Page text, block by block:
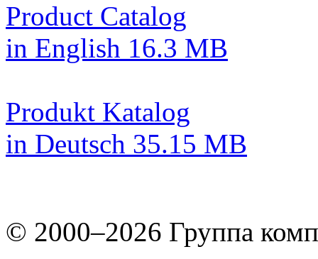
Product Catalog
in English 16.3 MB
Produkt Katalog
in Deutsch 35.15 MB
© 2000–2026 Группа